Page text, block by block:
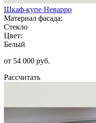
Шкаф-купе Неварро
Материал фасада:
Стекло
Цвет:
Белый
от 54 000 руб.
Рассчитать